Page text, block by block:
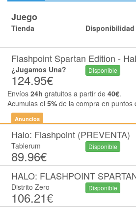
Juego
Tienda Disponibilidad
Flashpoint Spartan Edition -
¿Jugamos Una?
124.95€
Disponible
Envíos 24h gratuitos a partir de 40€.
Acumulas el 5% de la compra en puntos
Anuncios
Halo: Flashpoint (PREVENTA)
Tablerum
89.96€
Disponible
HALO: FLASHPOINT
Distrito Zero
106.21€
Disponible